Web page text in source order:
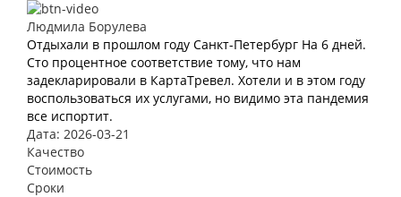
Людмила Борулева
Отдыхали в прошлом году Санкт-Петербург На 6 дней.
Сто процентное соответствие тому, что нам
задекларировали в КартаТревел. Хотели и в этом году
воспользоваться их услугами, но видимо эта пандемия
все испортит.
Дата: 2026-03-21
Качество
Стоимость
Сроки